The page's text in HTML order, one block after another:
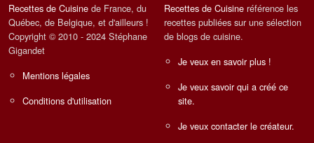
Recettes de Cuisine de France, du
Québec, de Belgique, et d'ailleurs !
Copyright © 2010 - 2024 Stéphane
Gigandet
Mentions légales
Conditions d'utilisation
Recettes de Cuisine référence les
recettes publiées sur une sélection
de blogs de cuisine.
Je veux en savoir plus !
Je veux savoir qui a créé ce
site.
Je veux contacter le créateur.